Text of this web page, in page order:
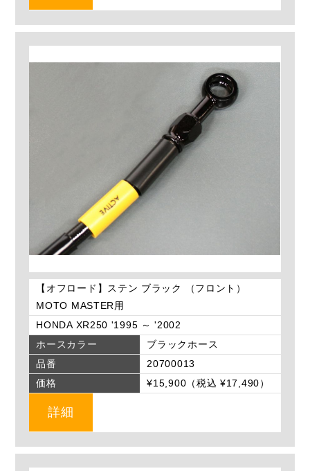
【オフロード】ステン ブラック （フロント）
MOTO MASTER用
HONDA XR250 '1995 ～ '2002
ホースカラー
ブラックホース
品番
20700013
価格
¥15,900（税込 ¥17,490）
詳細